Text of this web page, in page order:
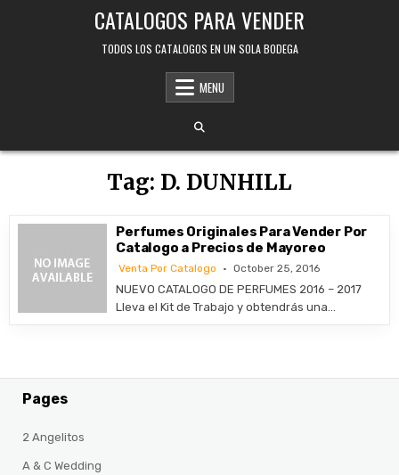
CATALOGOS PARA VENDER
TODOS LOS CATALOGOS EN UN SOLA BODEGA
MENU
Tag: D. DUNHILL
Perfumes Originales Para Vender Por
Catalogo a Precios de Mayoreo
Venta Por Catalogo October 25, 2016
NUEVO CATALOGO DE PERFUMES 2016 – 2017
Lleva el Kit de Trabajo y obtendrás una…
Pages
2 Angelitos
A & C Wedding